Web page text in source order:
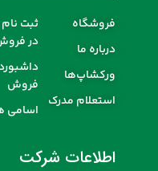
فروشگاه
درباره ما
ورکشاپ‌ها
استعلام مدرک
ثبت
در
فروش
اسامی
اطلاعات شرکت